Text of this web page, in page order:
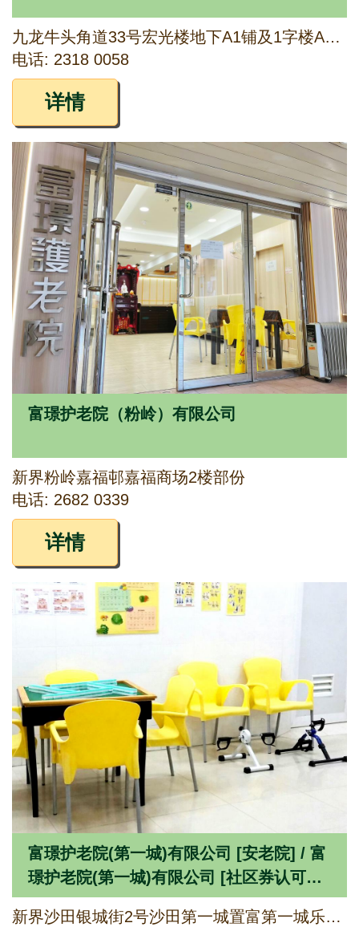
九龙牛头角道33号宏光楼地下A1铺及1字楼A、B、C、D、E及F室
电话: 2318 0058
详情
富璟护老院（粉岭）有限公司
新界粉岭嘉福邨嘉福商场2楼部份
电话: 2682 0339
详情
富璟护老院(第一城)有限公司 [安老院] / 富
璟护老院(第一城)有限公司 [社区券认可服
务单位]
新界沙田银城街2号沙田第一城置富第一城乐荟4楼402A铺(第一部份)